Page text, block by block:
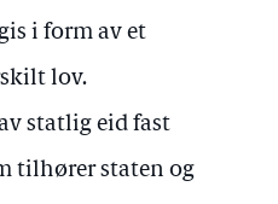
i form av et
lov.
statlig eid fast
tilhører staten og